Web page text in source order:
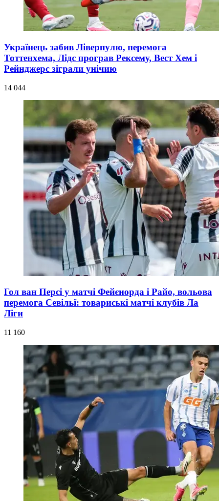
Українець забив Ліверпулю, перемога
Тоттенхема, Лідс програв Рексему, Вест Хем і
Рейнджерс зіграли унічию
14 044
Гол ван Персі у матчі Фейєнорда і Райо, вольова
перемога Севільї: товариські матчі клубів Ла
Ліги
11 160